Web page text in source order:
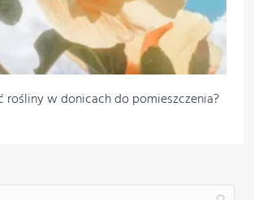
rośliny w donicach do pomieszczenia?